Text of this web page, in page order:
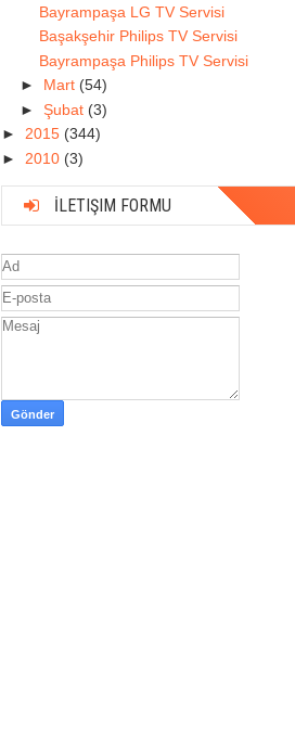
Bayrampaşa LG TV Servisi
Başakşehir Philips TV Servisi
Bayrampaşa Philips TV Servisi
► Mart (54)
► Şubat (3)
► 2015 (344)
► 2010 (3)
İLETIŞIM FORMU